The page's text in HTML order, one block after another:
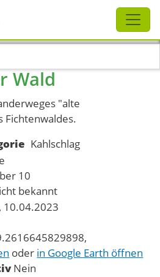
Wald
"alte
Fichtenwaldes.
Kahlschlag
10
bekannt
10.04.2023
oder in Google Earth öffnen
Nein
Schliessen